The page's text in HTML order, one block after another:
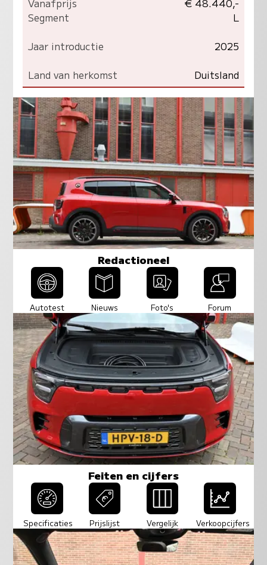
Vanafprijs
€ 48.440,-
Segment
L
Jaar introductie
2025
Land van herkomst
Duitsland
Redactioneel
Autotest Nieuws Foto's Forum
Feiten en cijfers
Specificaties Prijslijst Vergelijk Verkoopcijfers